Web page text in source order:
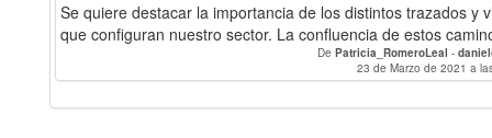
Se quiere destacar la importancia de los distintos trazados y
que configuran nuestro sector. La confluencia de estos
De Patricia_RomeroLeal -
23 de Marzo de 2021 a